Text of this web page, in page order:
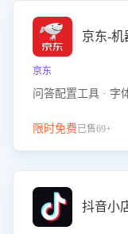
京东-机
京东
问答配置工具 · 字
限时免费已售69+